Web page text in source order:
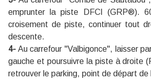
emprunter la piste DFCI (GRP®).
croisement de piste, continuer tout
descente.
4- Au carrefour ''Valbigonce'', laisser
gauche et poursuivre la piste à droite
retrouver le parking, point de départ de